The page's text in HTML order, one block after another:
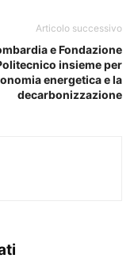
Articolo successivo
e Fondazione
insieme per
energetica e la
decarbonizzazione